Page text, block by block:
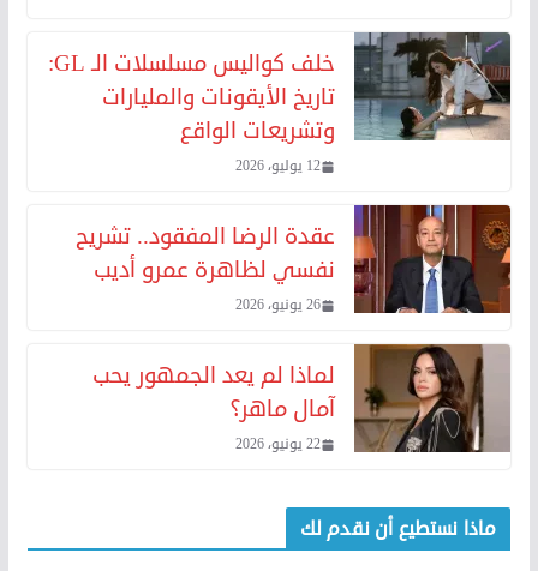
خلف كواليس مسلسلات الـ GL:
تاريخ الأيقونات والمليارات
وتشريعات الواقع
12 يوليو، 2026
عقدة الرضا المفقود.. تشريح
نفسي لظاهرة عمرو أديب
26 يونيو، 2026
لماذا لم يعد الجمهور يحب
آمال ماهر؟
22 يونيو، 2026
ماذا نستطيع أن نقدم لك